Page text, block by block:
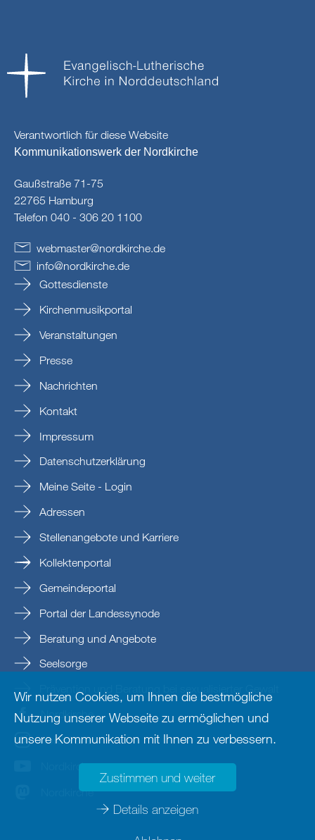
Verantwortlich für diese Website
Kommunikationswerk der Nordkirche
Gaußstraße 71-75
22765 Hamburg
Telefon 040 - 306 20 1100
webmaster@nordkirche de
info@nordkirche.de
Gottesdienste
Kirchenmusikportal
Veranstaltungen
Presse
Nachrichten
Kontakt
Impressum
Datenschutzerklärung
Meine Seite - Login
Adressen
Stellenangebote und Karriere
Kollektenportal
Gemeindeportal
Portal der Landessynode
Beratung und Angebote
Seelsorge
Nordkirche
nordkirche
Nordkirche
Nordkirche
Wir nutzen Cookies, um Ihnen die bestmögliche
Nutzung unserer Webseite zu ermöglichen und
unsere Kommunikation mit Ihnen zu verbessern.
Zustimmen und weiter
Details anzeigen